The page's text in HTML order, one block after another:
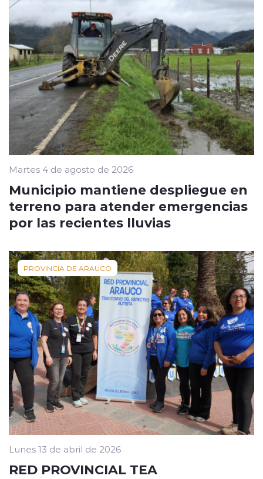
Martes 4 de agosto de 2026
Municipio mantiene despliegue en
terreno para atender emergencias
por las recientes lluvias
PROVINCIA DE ARAUCO
Lunes 13 de abril de 2026
RED PROVINCIAL TEA